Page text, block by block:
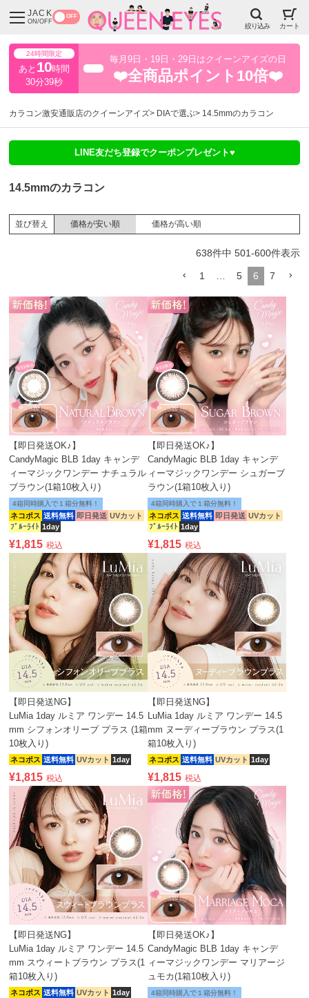
JACK
ON/OFF
OFF
絞り込み カート
24時間限定
あと 10時間
30分36秒
毎月9日・19日・29日はクイーンアイズの日
❤️全商品ポイント10倍❤️
カラコン激安通販店のクイーンアイズ DIAで選ぶ 14.5mmのカラコン
LINE友だち登録でクーポンプレゼント♥
14.5mmのカラコン
並び替え 価格が安い順 価格が高い順
638件中 501-600件表示
1 5 6 7
【即日発送OK♪】
CandyMagic BLB 1day キャンデ
ィーマジックワンデー ナチュラル
ブラウン(1箱10枚入り)
ネコポス 送料無料 即日発送 UVカット
ﾌﾞﾙｰﾗｲﾄ 1day
4箱同時購入で１箱分無料！
¥1,815 税込
【即日発送OK♪】
CandyMagic BLB 1day キャンデ
ィーマジックワンデー シュガーブ
ラウン(1箱10枚入り)
ネコポス 送料無料 即日発送 UVカット
ﾌﾞﾙｰﾗｲﾄ 1day
4箱同時購入で１箱分無料！
¥1,815 税込
【即日発送NG】
LuMia 1day ルミア ワンデー 14.5
mm シフォンオリーブ プラス (1箱
10枚入り)
ネコポス 送料無料 UVカット 1day
¥1,815 税込
【即日発送NG】
LuMia 1day ルミア ワンデー 14.5
mm ヌーディーブラウン プラス(1
箱10枚入り)
ネコポス 送料無料 UVカット 1day
¥1,815 税込
【即日発送NG】
LuMia 1day ルミア ワンデー 14.5
mm スウィートブラウン プラス(1
箱10枚入り)
ネコポス 送料無料 UVカット 1day
【即日発送OK♪】
CandyMagic BLB 1day キャンデ
ィーマジックワンデー マリアージ
ュモカ(1箱10枚入り)
4箱同時購入で１箱分無料！